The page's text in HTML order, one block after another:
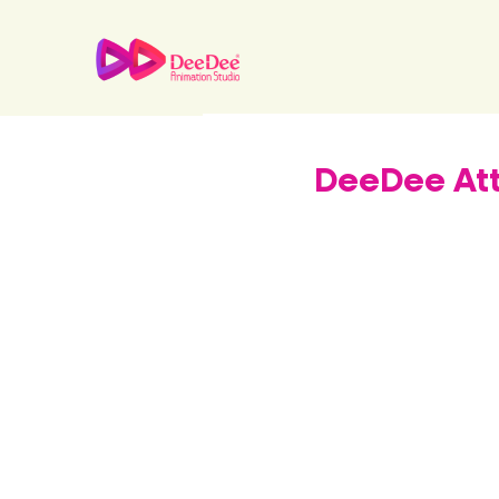
DeeDee